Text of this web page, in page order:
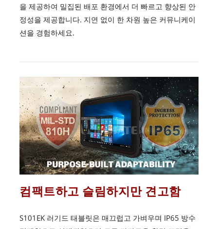
을 제공하여 밀집된 배포 환경에서 더 빠르고 향상된 안
정성을 제공합니다. 지연 없이 한 차원 높은 커뮤니케이
션을 경험하세요.
컴팩트하고 슬림하지만 견고함
S101EK 러기드 태블릿은 매끄럽고 가벼우며 IP65 방수